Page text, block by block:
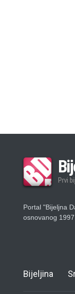
Prvi
Portal "Bijeljna
osnovanog
Bijeljina